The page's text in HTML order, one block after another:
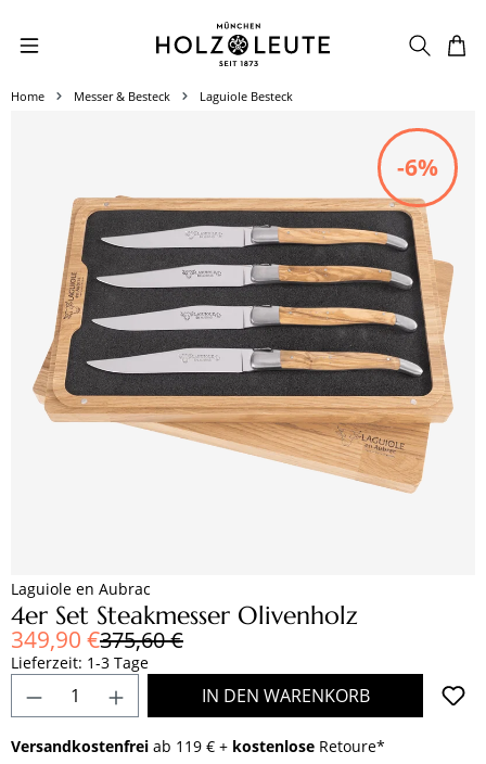
Zum Hauptinhalt springen
Home Messer & Besteck Laguiole Besteck
Laguiole en Aubrac
4er Set Steakmesser Olivenholz
Verkaufspreis:Regulärer Preis:
375,60 €
349,90 €
Lieferzeit: 1-3 Tage
Produkt Anzahl: Gib den gewünschten
IN DEN WARENKORB
Versandkostenfrei ab 119 € + kostenlose Retoure*
-6%